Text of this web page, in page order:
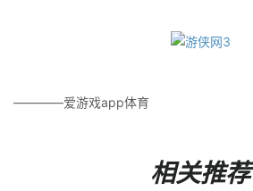
————爱游戏app体育
相关推荐